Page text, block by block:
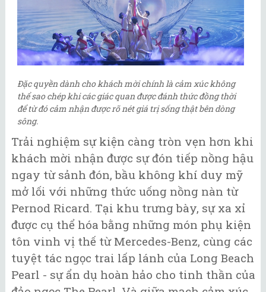
Đặc quyền dành cho khách mời chính là cảm xúc không
thể sao chép khi các giác quan được đánh thức đồng thời
để từ đó cảm nhận được rõ nét giá trị sống thật bên dòng
sông.
Trải nghiệm sự kiện càng tròn vẹn hơn khi
khách mời nhận được sự đón tiếp nồng hậu
ngay từ sảnh đón, bầu không khí duy mỹ
mở lối với những thức uống nồng nàn từ
Pernod Ricard. Tại khu trưng bày, sự xa xỉ
được cụ thể hóa bằng những món phụ kiện
tôn vinh vị thế từ Mercedes-Benz, cùng các
tuyệt tác ngọc trai lấp lánh của Long Beach
Pearl - sự ẩn dụ hoàn hảo cho tinh thần của